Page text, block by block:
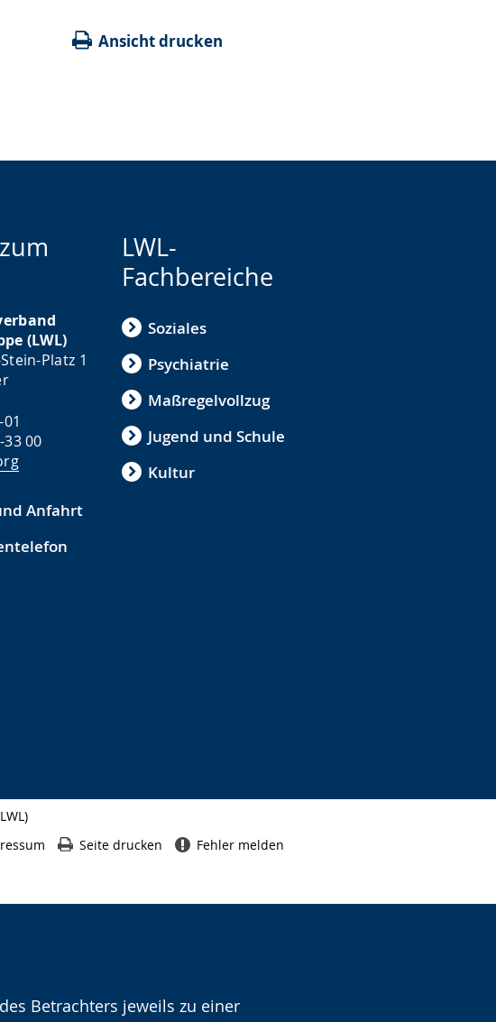
Betrachters jeweils zu einer
Ansicht drucken
(LWL)
Platz 1
00
Anfahrt
LWL-
Fachbereiche
Soziales
Psychiatrie
Maßregelvollzug
Jugend und Schule
Kultur
Seite drucken Fehler melden